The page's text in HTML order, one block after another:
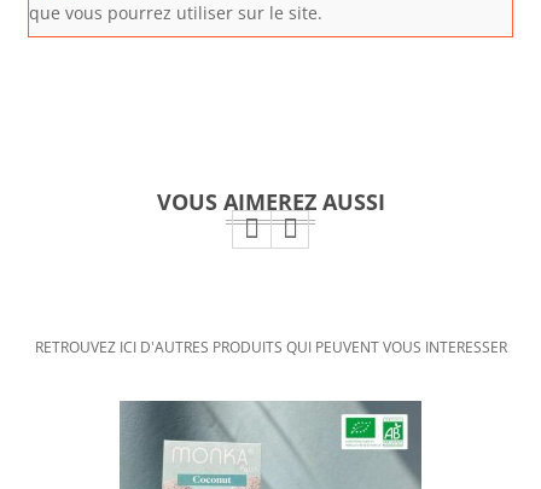
que vous pourrez utiliser sur le site.
VOUS AIMEREZ AUSSI
RETROUVEZ ICI D'AUTRES PRODUITS QUI PEUVENT VOUS INTERESSER